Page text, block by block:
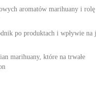
aromatów marihuany i rolę
po produktach i wpływie na
marihuany, które na trwałe